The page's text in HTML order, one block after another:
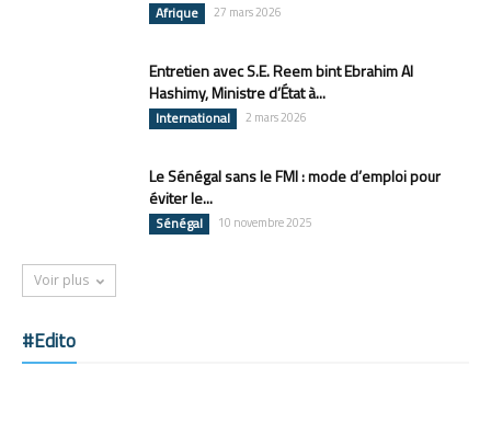
Afrique 27 mars 2026
Entretien avec S.E. Reem bint Ebrahim Al
Hashimy, Ministre d’État à...
International 2 mars 2026
Le Sénégal sans le FMI : mode d’emploi pour
éviter le...
Sénégal 10 novembre 2025
Voir plus
#Edito